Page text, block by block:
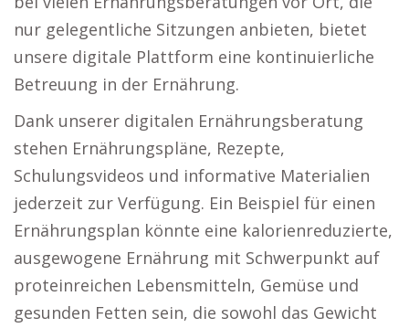
nur gelegentliche Sitzungen anbieten, bietet
unsere digitale Plattform eine kontinuierliche
Betreuung in der Ernährung.
Dank unserer digitalen Ernährungsberatung
stehen Ernährungspläne, Rezepte,
Schulungsvideos und informative Materialien
jederzeit zur Verfügung. Ein Beispiel für einen
Ernährungsplan könnte eine kalorienreduzierte,
ausgewogene Ernährung mit Schwerpunkt auf
proteinreichen Lebensmitteln, Gemüse und
gesunden Fetten sein, die sowohl das Gewicht